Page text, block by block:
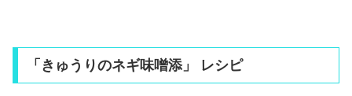
「きゅうりのネギ味噌添」 レシピ